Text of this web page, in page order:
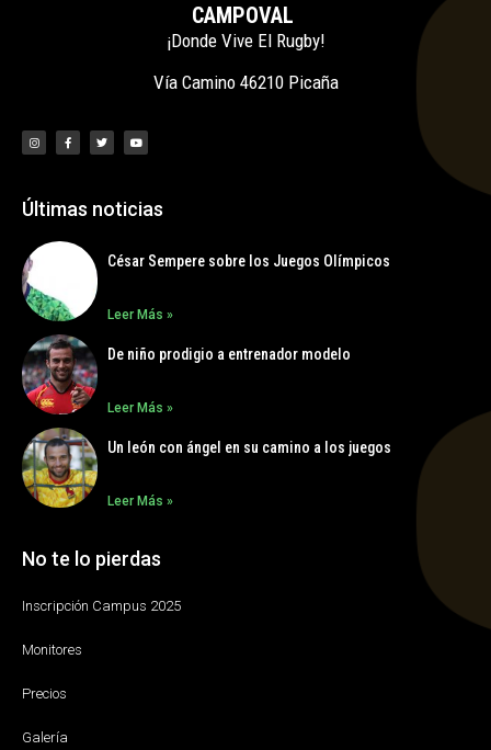
CAMPOVAL
¡Donde Vive El Rugby!
Vía Camino 46210 Picaña
Últimas noticias
César Sempere sobre los Juegos Olímpicos
Leer Más »
De niño prodigio a entrenador modelo
Leer Más »
Un león con ángel en su camino a los juegos
Leer Más »
No te lo pierdas
Inscripción Campus 2025
Monitores
Precios
Galería